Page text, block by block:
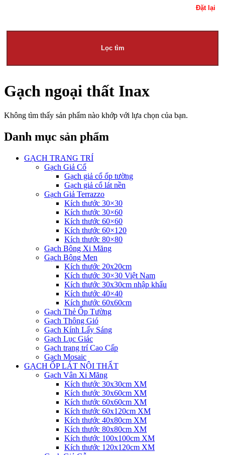
Đặt lại
Lọc tìm
Gạch ngoại thất Inax
Không tìm thấy sản phẩm nào khớp với lựa chọn của bạn.
Danh mục sản phẩm
GẠCH TRANG TRÍ
Gạch Giả Cổ
Gạch giả cổ ốp tường
Gạch giả cổ lát nền
Gạch Giả Terrazzo
Kích thước 30×30
Kích thước 30×60
Kích thước 60×60
Kích thước 60×120
Kích thước 80×80
Gạch Bông Xi Măng
Gạch Bông Men
Kích thước 20x20cm
Kích thước 30×30 Việt Nam
Kích thước 30x30cm nhập khẩu
Kích thước 40×40
Kích thước 60x60cm
Gạch Thẻ Ốp Tường
Gạch Thông Gió
Gạch Kính Lấy Sáng
Gạch Lục Giác
Gạch trang trí Cao Cấp
Gạch Mosaic
GẠCH ỐP LÁT NỘI THẤT
Gạch Vân Xi Măng
Kích thước 30x30cm XM
Kích thước 30x60cm XM
Kích thước 60x60cm XM
Kích thước 60x120cm XM
Kích thước 40x80cm XM
Kích thước 80x80cm XM
Kích thước 100x100cm XM
Kích thước 120x120cm XM